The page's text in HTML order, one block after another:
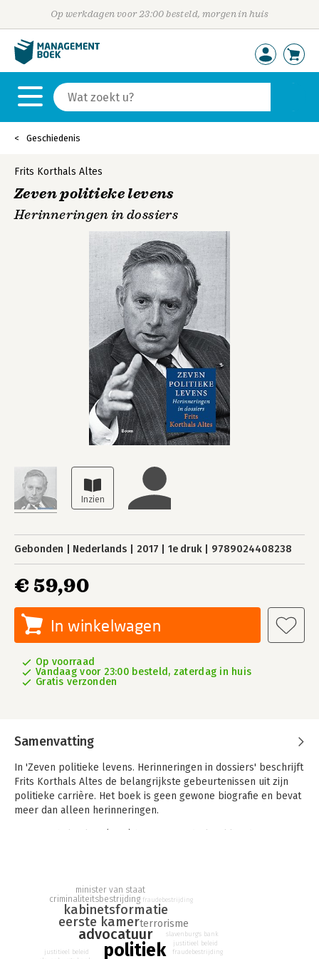
Op werkdagen voor 23:00 besteld, morgen in huis
Geschiedenis
Frits Korthals Altes
Zeven politieke levens
Herinneringen in dossiers
Gebonden Nederlands 2017 1e druk 9789024408238
€ 59,90
In winkelwagen
Op voorraad
Vandaag voor 23:00 besteld, zaterdag in huis
Gratis verzonden
Samenvatting
In 'Zeven politieke levens. Herinneringen in dossiers' beschrijft
Frits Korthals Altes de belangrijkste gebeurtenissen uit zijn
politieke carrière. Het boek is geen gewone biografie en bevat
meer dan alleen herinneringen.
Tweede Kamerlid (1989-1991), lid en voorzitter van de Eerste
Kamer (1991-1997-2001), kabinetsinformateur (2003) en
minister van Staat. Ook wordt de groei van de VVD in de jaren
zeventig onder Haya van Someren en Hans Wiegel, de
verkiezingswinst van Ed Nijpels, en de bestendige groei met
politiek
advocatuur
eerste kamer
kabinetsformatie
terrorisme
criminaliteitsbestrijding
minister van staat
justitieel beleid
fraudebestrijding
slavenburg's bank
justitieel beleid
fraudebestrijding